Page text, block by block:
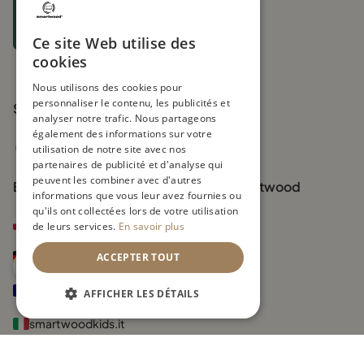
détente.
ouvertures en forme de fenêtres pour la partie inférieure.
rangement ou une option de couchage supplémentaire
pour un troisième enfant.
Lits modulables – des solutions
évolutives
Les lits modulables sont comme des briques de construction
géantes: vous pouvez les adapter en fonction des besoins de
vos enfants. Aujourd’hui, ce sont deux lits séparés, demain un lit
superposé 180x80, et plus tard, un espace de jeu
transformable.
Ce type de lit grandit avec vos enfants et évolue selon leurs
envies. Grâce à cette flexibilité, la chambre de votre enfant ne
sera jamais figée: elle peut changer et se réinventer à l’infini!
Suivez-nous
Boutiques officielles de la marque Smartwood
smartwood.pl
smartwood.de
smartwoodkids.fr
smartwoodkids.it
Ce site Web utilise des
cookies
Nous utilisons des cookies pour
personnaliser le contenu, les publicités et
analyser notre trafic. Nous partageons
également des informations sur votre
utilisation de notre site avec nos
partenaires de publicité et d'analyse qui
peuvent les combiner avec d'autres
informations que vous leur avez fournies ou
qu'ils ont collectées lors de votre utilisation
de leurs services. En savoir plus
ACCEPTER TOUT
AFFICHER LES DÉTAILS